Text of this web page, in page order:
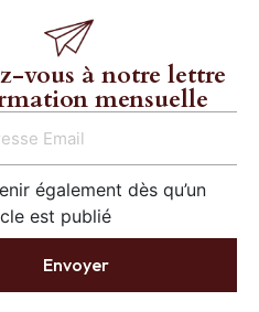
vous à notre lettre
mensuelle
également dès qu’un
est publié
Envoyer